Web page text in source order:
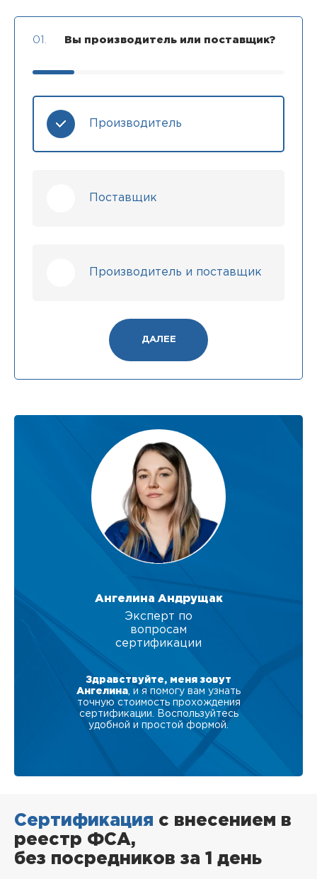
01. Вы производитель или поставщик?
Производитель
Поставщик
Производитель и поставщик
ДАЛЕЕ
Ангелина Андрущак
Эксперт по
вопросам
сертификации
Здравствуйте, меня зовут
Ангелина , и я помогу вам узнать
точную стоимость прохождения
сертификации. Воспользуйтесь
удобной и простой формой.
Сертификация с внесением в
реестр ФСА,
без посредников за 1 день